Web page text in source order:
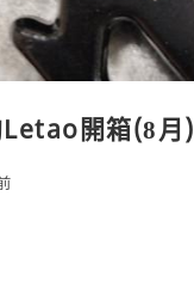
開箱(8月)